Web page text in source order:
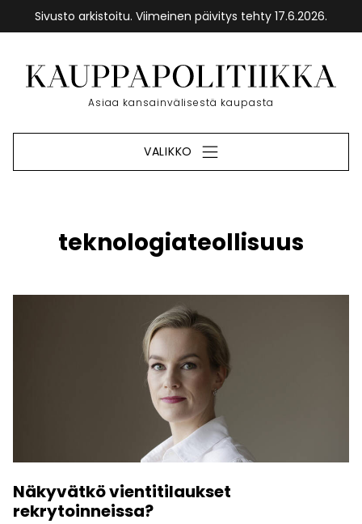
Sivusto arkistoitu. Viimeinen päivitys tehty 17.6.2026.
sisältöön
Etusivu
Asiaa kansainvälisestä kaupasta
VALIKKO
teknologiateollisuus
Näkyvätkö vientitilaukset
rekrytoinneissa?